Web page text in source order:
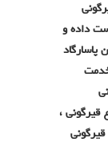
داده و
پاسارگاد
خدمت
قیرگونی ،